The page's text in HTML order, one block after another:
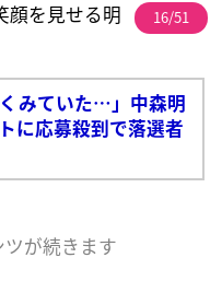
顔を見せる明
16/51
くみていた…」中森明
に応募殺到で落選者
が続きます